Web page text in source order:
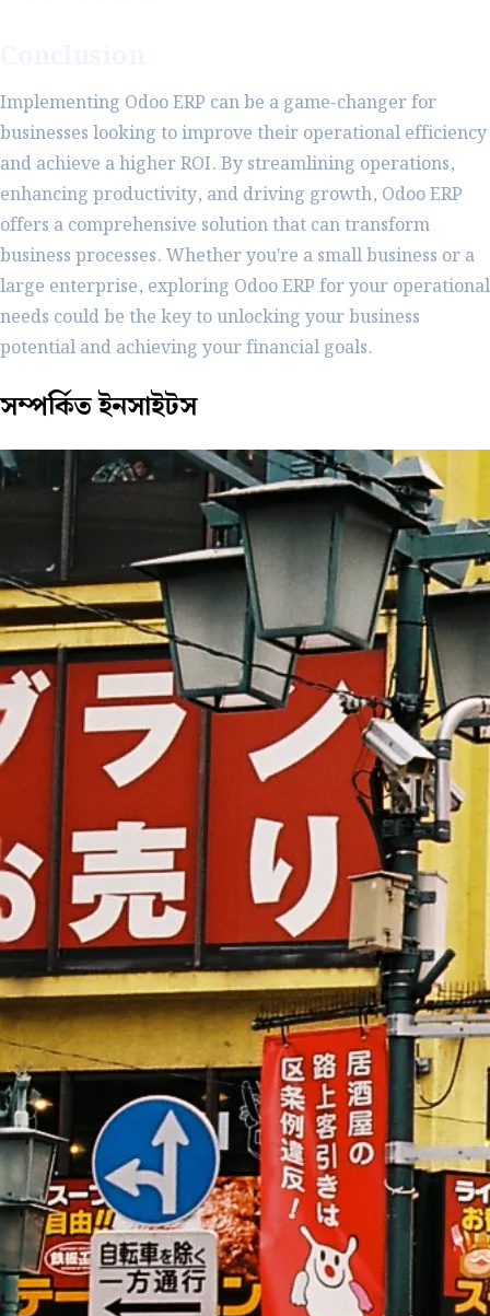
Implementing Odoo ERP can be a game-changer for
businesses looking to improve their operational efficiency
and achieve a higher ROI. By streamlining operations,
enhancing productivity, and driving growth, Odoo ERP
offers a comprehensive solution that can transform
business processes. Whether you're a small business or a
large enterprise, exploring Odoo ERP for your operational
needs could be the key to unlocking your business
potential and achieving your financial goals.
সম্পর্কিতইনসাইটস